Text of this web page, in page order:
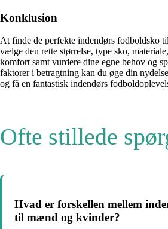
Konklusion
At finde de perfekte indendørs fodboldsko
vælge den rette størrelse, type sko,
komfort samt vurdere dine egne behov og
faktorer i betragtning kan du øge din
og få en fantastisk indendørs
Ofte stillede
Hvad er forskellen mellem
til mænd og kvinder?